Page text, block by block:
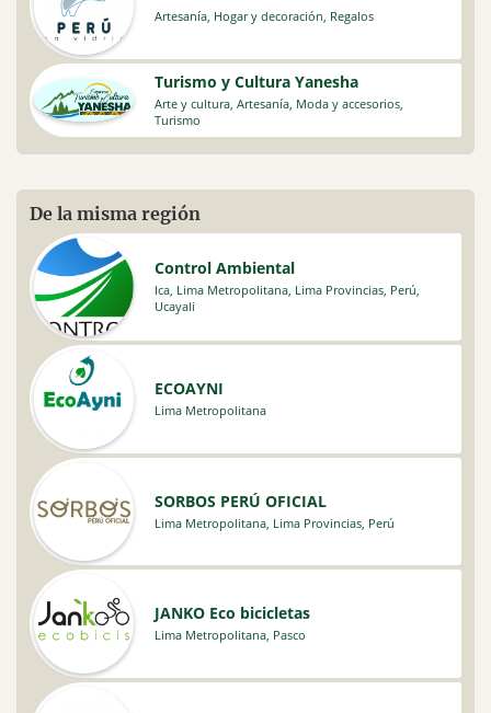
Artesanía, Hogar y decoración, Regalos
Turismo y Cultura Yanesha
Arte y cultura, Artesanía, Moda y accesorios,
Turismo
De la misma región
Control Ambiental
Ica, Lima Metropolitana, Lima Provincias, Perú,
Ucayali
ECOAYNI
Lima Metropolitana
SORBOS PERÚ OFICIAL
Lima Metropolitana, Lima Provincias, Perú
JANKO Eco bicicletas
Lima Metropolitana, Pasco